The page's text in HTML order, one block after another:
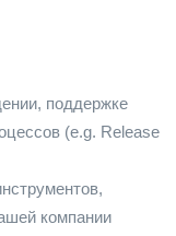
поддержке
(e.g. Release
компании